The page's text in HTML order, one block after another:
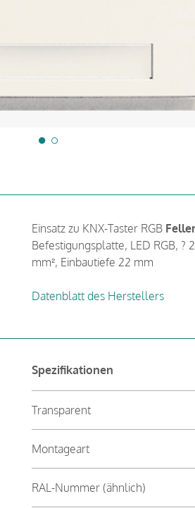
Einsatz zu KNX-Taster RGB
Befestigungsplatte, LED RGB,
mm², Einbautiefe 22 mm
Datenblatt des Herstellers
Spezifikationen
Transparent
Montageart
RAL-Nummer (ähnlich)